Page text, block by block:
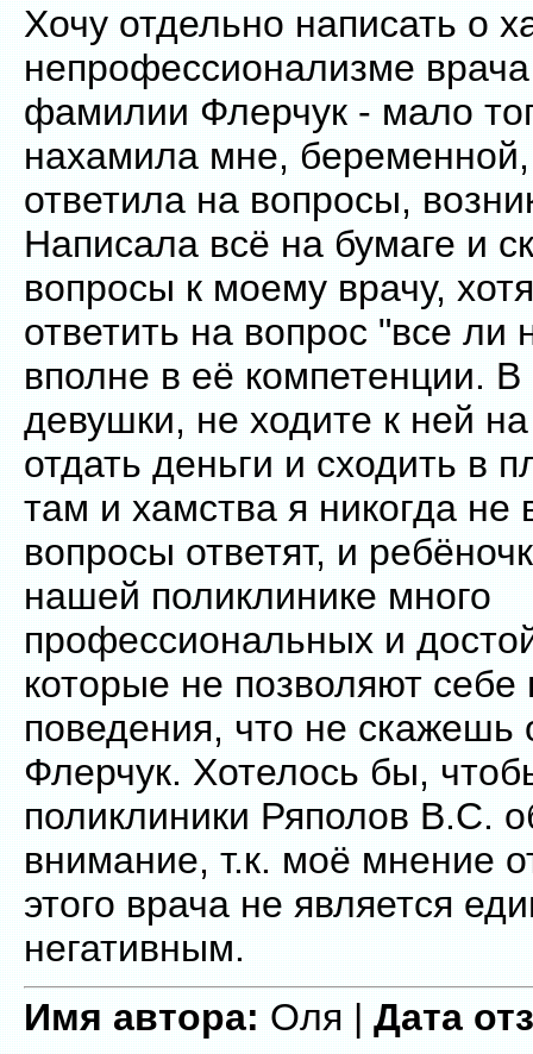
Хочу отдельно написать о
непрофессионализме
фамилии Флерчук - мало
нахамила мне,
ответила на вопросы,
Написала всё на бумаге и
вопросы к моему врачу,
ответить на вопрос "все
вполне в её компетенции.
девушки, не ходите к ней
отдать деньги и сходить в
там и хамства я никогда не
вопросы ответят, и
нашей поликлинике много
профессиональных и
которые не позволяют себе
поведения, что не скажешь
Флерчук. Хотелось бы,
поликлиники Ряполов В.С.
внимание, т.к. моё мнение
этого врача не является
негативным.
Имя автора:Оля |Дата